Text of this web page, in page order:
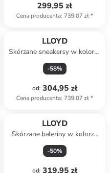
299,95 zł
Cena producenta: 739,07 zł*
LLOYD
Skórzane sneakersy w kolorze
białym
-58%
od: 304,95 zł
Cena producenta: 739,07 zł*
LLOYD
Skórzane baleriny w kolorze
żółtym
-50%
od: 319,95 zł